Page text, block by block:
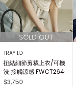
FRAY I.D
扭結細節剪裁上衣/可機
洗.接觸涼感 FWCT2640
25
$3,750